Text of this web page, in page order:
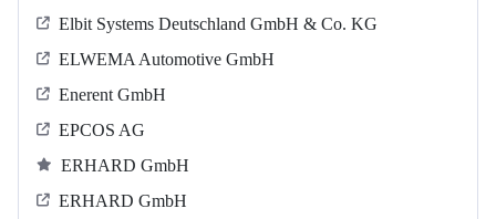
Elbit Systems Deutschland GmbH & Co. KG
ELWEMA Automotive GmbH
Enerent GmbH
EPCOS AG
ERHARD GmbH
ERHARD GmbH